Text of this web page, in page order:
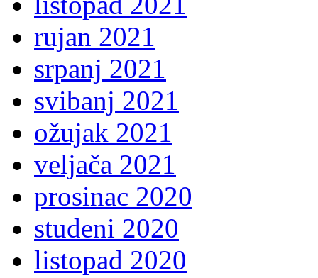
rujan 2021
srpanj 2021
svibanj 2021
ožujak 2021
veljača 2021
prosinac 2020
studeni 2020
listopad 2020